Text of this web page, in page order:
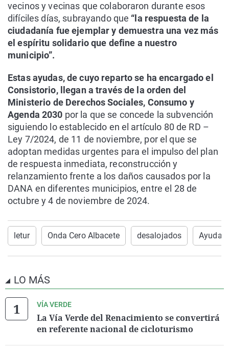
vecinos y vecinas que colaboraron durante esos
difíciles días, subrayando que “la respuesta de la
ciudadanía fue ejemplar y demuestra una vez más
el espíritu solidario que define a nuestro
municipio”.
Estas ayudas, de cuyo reparto se ha encargado el
Consistorio, llegan a través de la orden del
Ministerio de Derechos Sociales, Consumo y
Agenda 2030 por la que se concede la subvención
siguiendo lo establecido en el artículo 80 de RD –
Ley 7/2024, de 11 de noviembre, por el que se
adoptan medidas urgentes para el impulso del plan
de respuesta inmediata, reconstrucción y
relanzamiento frente a los daños causados por la
DANA en diferentes municipios, entre el 28 de
octubre y 4 de noviembre de 2024.
letur Onda Cero Albacete desalojados Ayudas
LO MÁS
VÍA VERDE
La Vía Verde del Renacimiento se convertirá
en referente nacional de cicloturismo